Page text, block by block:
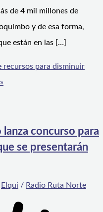
de 4 mil millones de
y de esa forma,
están en las […]
recursos para disminuir
concurso para
se presentarán
Elqui / Radio Ruta Norte